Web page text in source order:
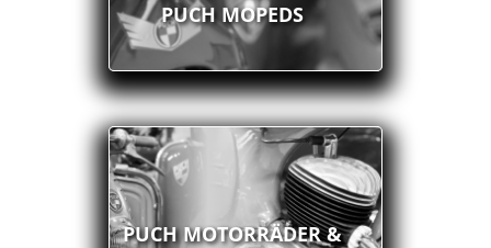
PUCH MOPEDS
PUCH MOTORRÄDER &